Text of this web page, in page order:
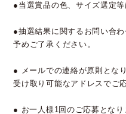
●当選賞品の色、サイズ選定等
●抽選結果に関するお問い合
予めご了承ください。
● メールでの連絡が原則とな
受け取り可能なアドレスでご
● お一人様1回のご応募とな